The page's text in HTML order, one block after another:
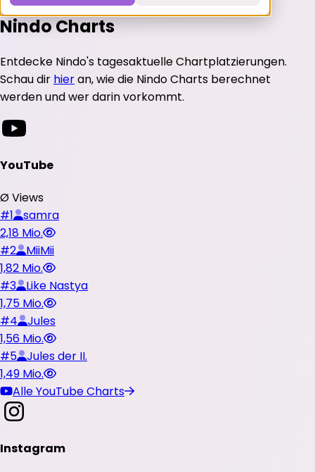
Nindo Charts
Entdecke Nindo's tagesaktuelle Chartplatzierungen.
Schau dir hieran, wie die Nindo Charts berechnet
werden und wer darin vorkommt.
YouTube
Ø Views
#1
samra
2,18 Mio.
#2
MiiMii
1,82 Mio.
#3
Like Nastya
1,75 Mio.
#4
Jules
1,56 Mio.
#5
Jules der II.
1,49 Mio.
Alle YouTube Charts
Instagram